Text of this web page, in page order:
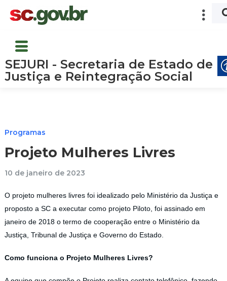
SEJURI - Secretaria de Estado de
Justiça e Reintegração Social
Programas
Projeto Mulheres Livres
10 de janeiro de 2023
O projeto mulheres livres foi idealizado pelo Ministério da Justiça e
proposto a SC a executar como projeto Piloto, foi assinado em
janeiro de 2018 o termo de cooperação entre o Ministério da
Justiça, Tribunal de Justiça e Governo do Estado.
Como funciona o Projeto Mulheres Livres?